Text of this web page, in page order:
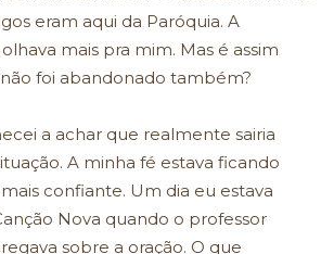
eram aqui da Paróquia. A
mais pra mim. Mas é assim
foi abandonado também?
a achar que realmente sairia
A minha fé estava ficando
confiante. Um dia eu estava
Nova quando o professor
sobre a oração. O que